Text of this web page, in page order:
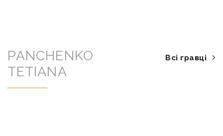
PANCHENKO
TETIANA
Всі гравці